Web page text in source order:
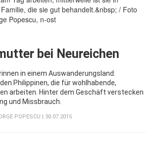
bei Neureichen
in einem Auswanderungsland:
Philippinen, die für wohlhabende,
arbeiten. Hinter dem Geschäft verstecken
und Missbrauch.
POPESCU | 30.07.2015